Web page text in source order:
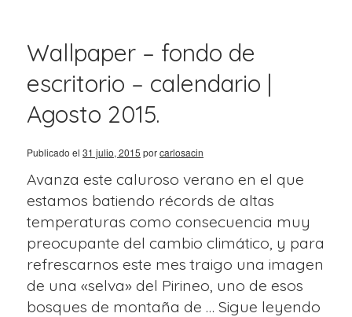
Wallpaper – fondo de
escritorio – calendario |
Agosto 2015.
Publicado el 31 julio, 2015 porcarlosacin
Avanza este caluroso verano en el que
estamos batiendo récords de altas
temperaturas como consecuencia muy
preocupante del cambio climático, y para
refrescarnos este mes traigo una imagen
de una «selva» del Pirineo, uno de esos
bosques de montaña de … Sigue leyendo